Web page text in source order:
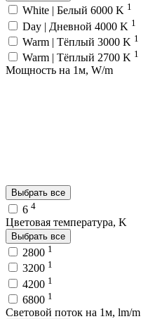
White | Белый 6000 K 1
Day | Дневной 4000 K 1
Warm | Тёплый 3000 K 1
Warm | Тёплый 2700 K 1
Мощность на 1м, W/m
Выбрать все
6 4
Цветовая температура, K
Выбрать все
2800 1
3200 1
4200 1
6800 1
Световой поток на 1м, lm/m